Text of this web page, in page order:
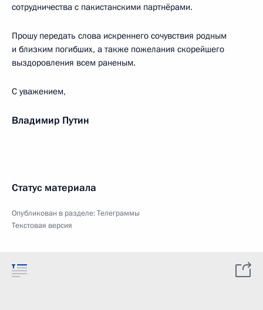
сотрудничества с пакистанскими партнёрами.
Прошу передать слова искреннего сочувствия родным
и близким погибших, а также пожелания скорейшего
выздоровления всем раненым.
С уважением,
Владимир Путин
Статус материала
Опубликован в разделе:Телеграммы
Текстовая версия